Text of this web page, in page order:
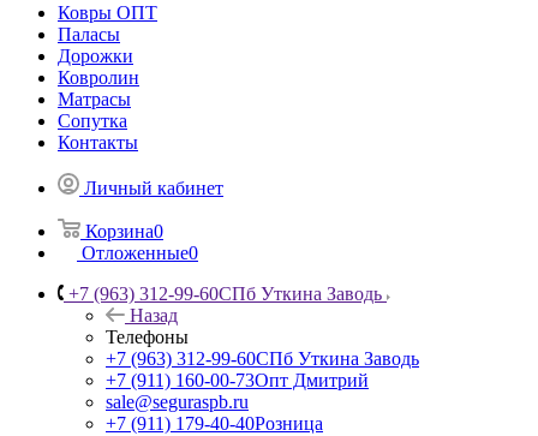
Ковры ОПТ
Паласы
Дорожки
Ковролин
Матрасы
Сопутка
Контакты
Личный кабинет
Корзина0
Отложенные0
+7 (963) 312-99-60СПб Уткина Заводь
Назад
Телефоны
+7 (963) 312-99-60СПб Уткина Заводь
+7 (911) 160-00-73Опт Дмитрий
sale@seguraspb.ru
+7 (911) 179-40-40Розница